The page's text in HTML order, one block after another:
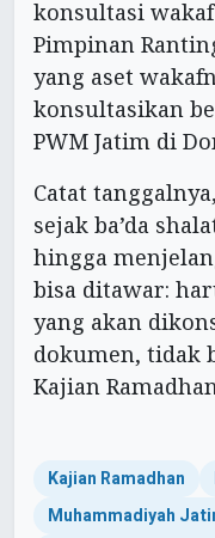
konsultasi
Pimpinan
yang aset
konsultasikan
PWM Jatim di
Catat
sejak ba’da
hingga
bisa ditawar:
yang akan
dokumen, tidak
Kajian
Kajian Ramadhan
Muhammadiyah